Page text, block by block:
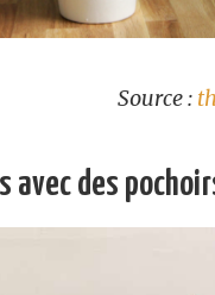
Source :
avec des